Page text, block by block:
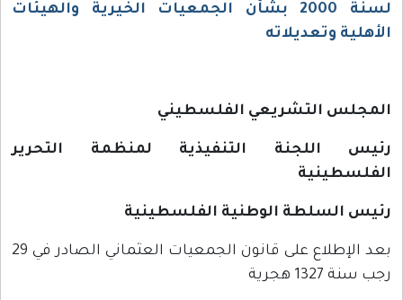
لسنة 2000 بشأن الجمعيات الخيرية والهيئات
الأهلية وتعديلاته
المجلس التشريعي الفلسطيني
رئيس اللجنة التنفيذية لمنظمة التحرير
الفلسطينية
رئيس السلطة الوطنية الفلسطينية
بعد الإطلاع على قانون الجمعيات العثماني الصادر في 29
رجب سنة 1327 هجرية